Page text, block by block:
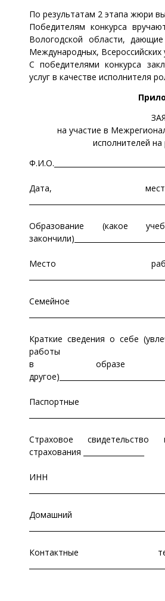
По результатам 2 этапа жюри
Победителям конкурса
Вологодской области,
Международных, Всероссийских
С победителями конкурса
услуг в качестве исполнителя
на участие в
исполнителей
Дата,
Образование (какое
закончили)___________________________
Место
Семейное
Краткие сведения о себе
работы
в образе
Страховое свидетельство
страхования _________________
ИНН
Контактные